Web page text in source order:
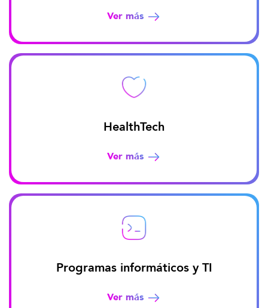
Ver más
HealthTech
Ver más
Programas informáticos y TI
Ver más